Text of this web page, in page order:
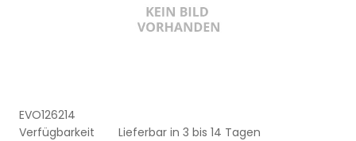
EVO126214
Verfügbarkeit
Lieferbar in 3 bis 14 Tagen